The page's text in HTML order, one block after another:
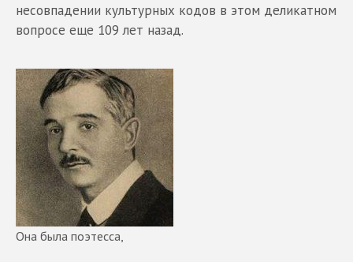
несовпадении культурных кодов в этом деликатном
вопросе еще 109 лет назад.
Она была поэтесса,